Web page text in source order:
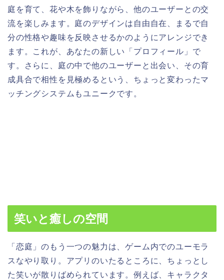
庭を育て、花や木を飾りながら、他のユーザーとの交
流を楽しみます。庭のデザインは自由自在、まるで自
分の性格や趣味を反映させるかのようにアレンジでき
ます。これが、あなたの新しい「プロフィール」で
す。さらに、庭の中で他のユーザーと出会い、その育
成具合で相性を見極めるという、ちょっと変わったマ
ッチングシステムもユニークです。
笑いと癒しの空間
「恋庭」のもう一つの魅力は、ゲーム内でのユーモラ
スなやり取り。アプリのいたるところに、ちょっとし
た笑いが散りばめられています。例えば、キャラクタ